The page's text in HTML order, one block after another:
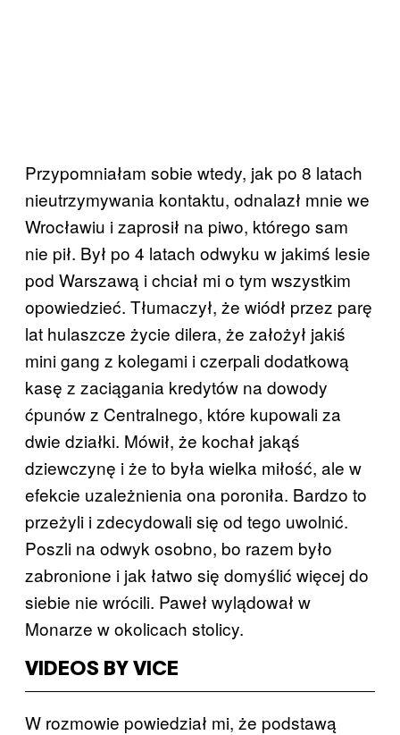
Przypomniałam sobie wtedy, jak po 8 latach
nieutrzymywania kontaktu, odnalazł mnie we
Wrocławiu i zaprosił na piwo, którego sam
nie pił. Był po 4 latach odwyku w jakimś lesie
pod Warszawą i chciał mi o tym wszystkim
opowiedzieć. Tłumaczył, że wiódł przez parę
lat hulaszcze życie dilera, że założył jakiś
mini gang z kolegami i czerpali dodatkową
kasę z zaciągania kredytów na dowody
ćpunów z Centralnego, które kupowali za
dwie działki. Mówił, że kochał jakąś
dziewczynę i że to była wielka miłość, ale w
efekcie uzależnienia ona poroniła. Bardzo to
przeżyli i zdecydowali się od tego uwolnić.
Poszli na odwyk osobno, bo razem było
zabronione i jak łatwo się domyślić więcej do
siebie nie wrócili. Paweł wylądował w
Monarze w okolicach stolicy.
VIDEOS BY VICE
W rozmowie powiedział mi, że podstawą